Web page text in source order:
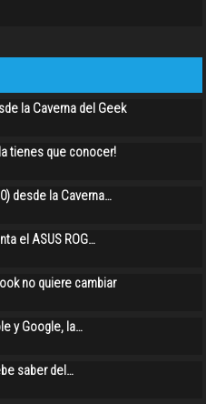
la Caverna del Geek
tienes que conocer!
desde la Caverna…
el ASUS ROG…
no quiere cambiar
y Google, la…
saber del…